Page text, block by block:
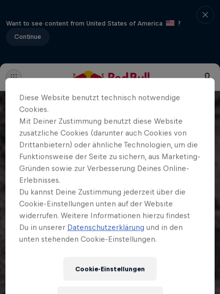
Want to see content from United States of America
?
Continue
Diese Website benutzt technisch notwendige
Cookies.
Mit Deiner Zustimmung benutzt diese Website
zusätzliche Cookies (darunter auch Cookies von
Drittanbietern) oder ähnliche Technologien, um die
Funktionsweise der Seite zu sichern, aus Marketing-
Gründen sowie zur Verbesserung Deines Online-
Erlebnisses.
Du kannst Deine Zustimmung jederzeit über die
Cookie-Einstellungen unten auf der Website
widerrufen. Weitere Informationen hierzu findest
Du in unserer Datenschutzerklärung und in den
unten stehenden Cookie-Einstellungen.
Cookie-Einstellungen